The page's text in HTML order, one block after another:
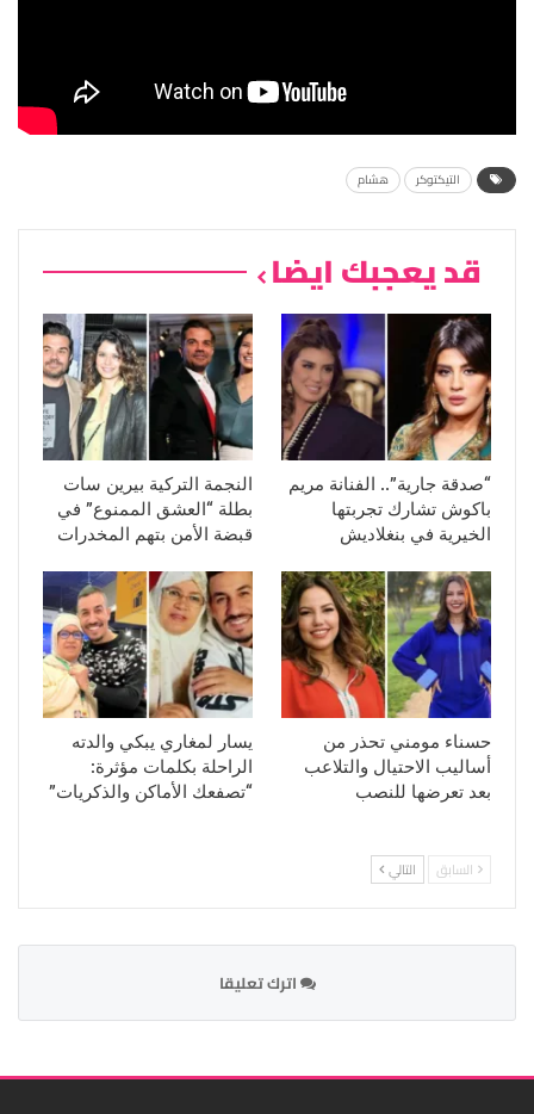
التيكتوكر هشام
قد يعجبك ايضا
“صدقة جارية”.. الفنانة مريم
باكوش تشارك تجربتها
الخيرية في بنغلاديش
النجمة التركية بيرين سات
بطلة “العشق الممنوع” في
قبضة الأمن بتهم المخدرات
حسناء مومني تحذر من
أساليب الاحتيال والتلاعب
بعد تعرضها للنصب
يسار لمغاري يبكي والدته
الراحلة بكلمات مؤثرة:
“تصفعك الأماكن والذكريات”
السابق التالي
اترك تعليقا